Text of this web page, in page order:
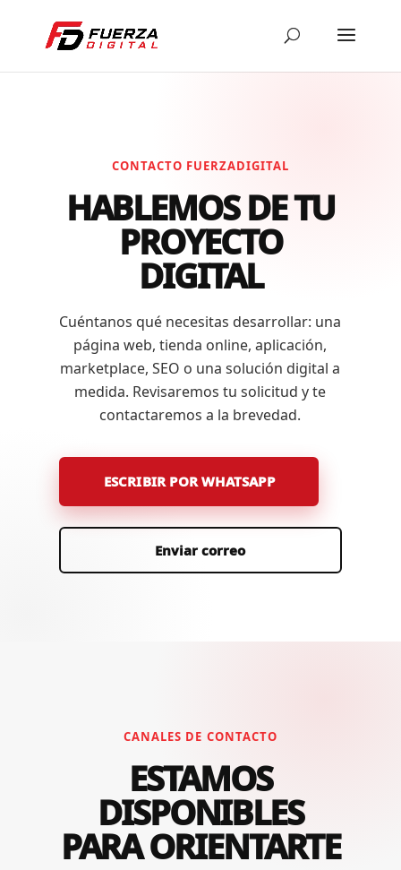
CONTACTO FUERZADIGITAL
HABLEMOS DE TU
PROYECTO
DIGITAL
Cuéntanos qué necesitas desarrollar: una
página web, tienda online, aplicación,
marketplace, SEO o una solución digital a
medida. Revisaremos tu solicitud y te
contactaremos a la brevedad.
ESCRIBIR POR WHATSAPP
Enviar correo
CANALES DE CONTACTO
ESTAMOS
DISPONIBLES
PARA ORIENTARTE